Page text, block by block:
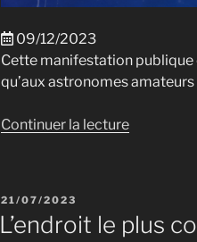
09/12/2023
Cette manifestation publique
qu’aux astronomes
Continuer la lecturede
filantes
PUBLIÉ
LE
21/07/2023
L’endroit le plus